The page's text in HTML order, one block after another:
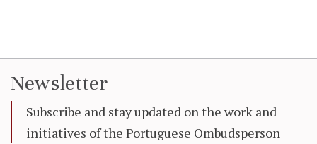
Newsletter
Subscribe and stay updated on the work and
initiatives of the Portuguese Ombudsperson